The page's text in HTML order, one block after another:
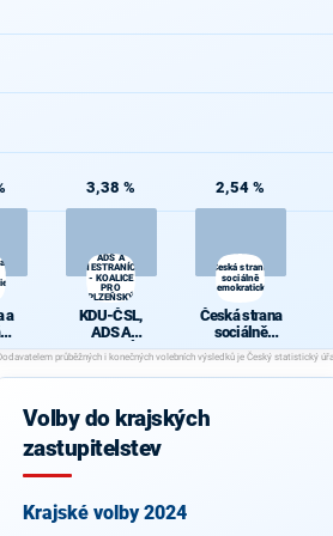
a
3,38 %
ADS A
NESTRANÍCI
- KOALICE
PRO
PLZEŇSKÝ
KRAJ
KDU-ČSL,
ADS A
NESTRANÍCI -
KOALICE PRO
PLZEŇSKÝ
2,54 %
Česká strana
sociálně
demokratická
Česká strana
sociálně
demokratická
Volby do krajských
zastupitelstev
Krajské volby 2024